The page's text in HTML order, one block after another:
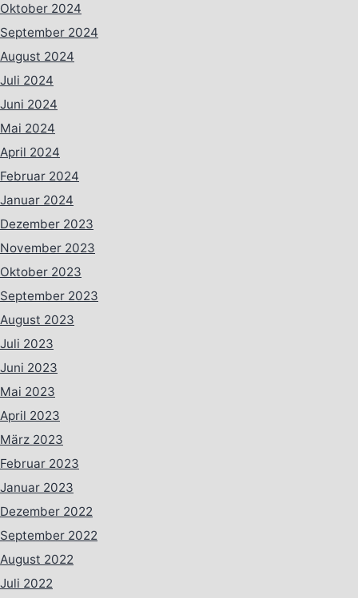
Oktober 2024
September 2024
August 2024
Juli 2024
Juni 2024
Mai 2024
April 2024
Februar 2024
Januar 2024
Dezember 2023
November 2023
Oktober 2023
September 2023
August 2023
Juli 2023
Juni 2023
Mai 2023
April 2023
März 2023
Februar 2023
Januar 2023
Dezember 2022
September 2022
August 2022
Juli 2022